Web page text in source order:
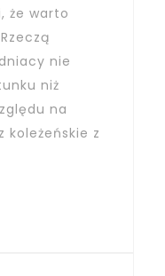
że warto
nie
niż
na
koleżeńskie z